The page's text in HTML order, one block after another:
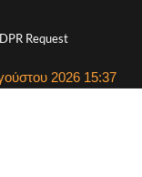
Request
2026 15:37